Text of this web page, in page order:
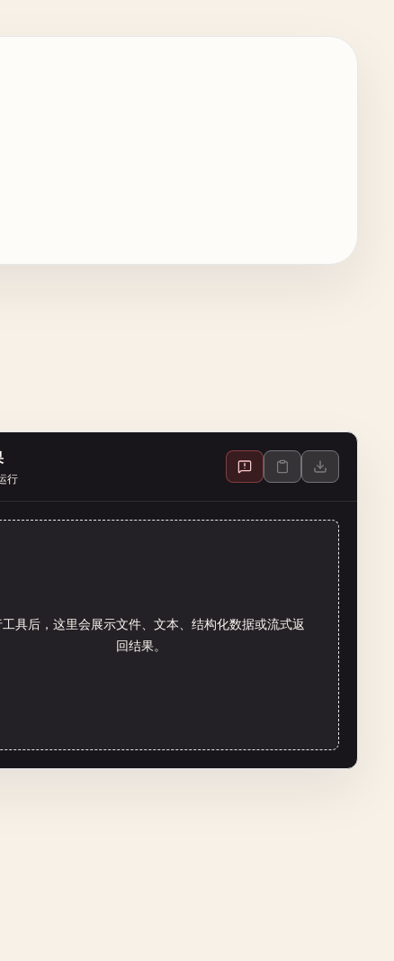
行
具后，这里会展示文件、文本、结构化数据或流式返
回结果。